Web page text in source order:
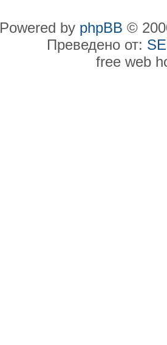
Powered by phpBB ©
Преведено от:
free web